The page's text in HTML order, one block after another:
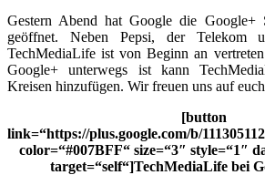
Gestern Abend hat Google die
geöffnet. Neben Pepsi, der Telekom
TechMediaLife ist von Beginn an
Google+ unterwegs ist kann
Kreisen hinzufügen. Wir freuen uns auf
[button
link=“https://plus.google.com/b/
color=“#007BFF“ size=“3″ style=“1″
target=“self“]TechMediaLife bei